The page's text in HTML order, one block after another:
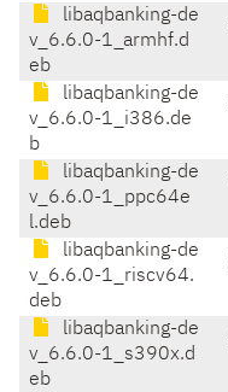
libaqbanking-de
v_6.6.0-1_armhf.d
eb
libaqbanking-de
v_6.6.0-1_i386.de
b
libaqbanking-de
v_6.6.0-1_ppc64e
l.deb
libaqbanking-de
v_6.6.0-1_riscv64.
deb
libaqbanking-de
v_6.6.0-1_s390x.d
eb